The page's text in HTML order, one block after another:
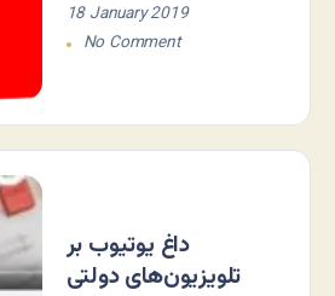
18 January 2019
No Comment
داغ یوتیوب بر
تلویزیون‌های دولتی